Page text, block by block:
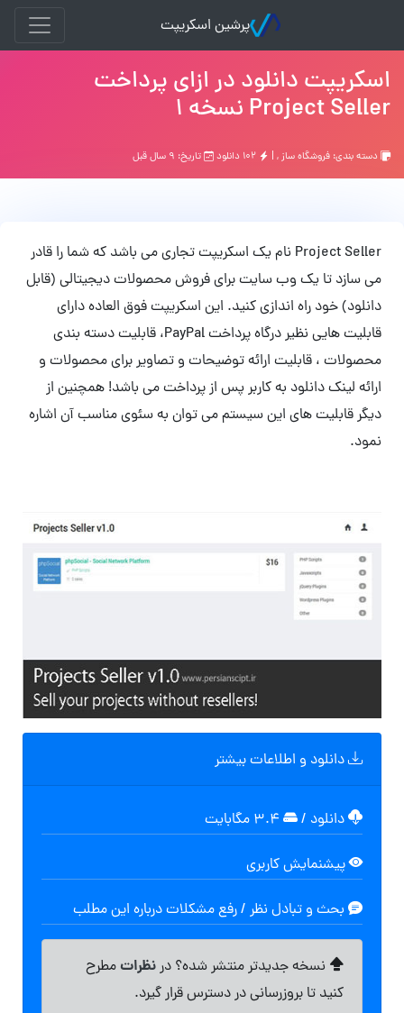
پرشین اسکریپت
اسکریپت دانلود در ازای پرداخت
Project Seller نسخه 1
دسته بندی: فروشگاه ساز, | تاریخ: ۹ سال قبل
Project Seller نام یک اسکریپت تجاری می باشد که شما را قادر
می سازد تا یک وب سایت برای فروش محصولات دیجیتالی (قابل
دانلود) خود راه اندازی کنید. این اسکریپت فوق العاده دارای
قابلیت هایی نظیر درگاه پرداخت PayPal، قابلیت دسته بندی
محصولات ، قابلیت ارائه توضیحات و تصاویر برای محصولات و
ارائه لینک دانلود به کاربر پس از پرداخت می باشد! همچنین از
دیگر قابلیت های این سیستم می توان به سئوی مناسب آن اشاره
نمود.
دانلود و اطلاعات بیشتر
دانلود /
پیشنمایش کاربری
بحث و تبادل نظر / رفع مشکلات درباره این مطلب
نسخه جدیدتر منتشر شده؟ درنظراتمطرح
کنید تا بروزرسانی در دسترس قرار گیرد.